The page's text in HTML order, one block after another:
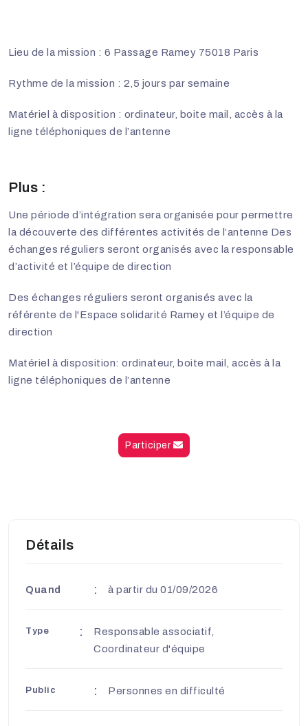
Lieu de la mission : 6 Passage Ramey 75018 Paris
Rythme de la mission : 2,5 jours par semaine
Matériel à disposition : ordinateur, boite mail, accès à la
ligne téléphoniques de l’antenne
Plus :
Une période d’intégration sera organisée pour permettre
la découverte des différentes activités de l’antenne Des
échanges réguliers seront organisés avec la responsable
d’activité et l’équipe de direction
Des échanges réguliers seront organisés avec la
référente de l'Espace solidarité Ramey et l’équipe de
direction
Matériel à disposition: ordinateur, boite mail, accès à la
ligne téléphoniques de l’antenne
Participer
Détails
Quand à partir du 01/09/2026
Type
Responsable associatif,
Coordinateur d'équipe
Public Personnes en difficulté